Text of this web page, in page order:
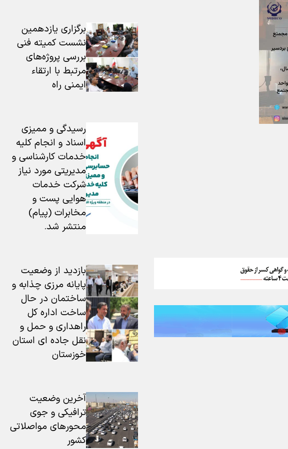
برگزاری یازدهمین
نشست کمیته فنی
بررسی پروژه‌های
مرتبط با ارتقاء
ایمنی راه
رسیدگی و ممیزی
اسناد و انجام كلیه
خدمات كارشناسی و
مدیریتی مورد نیاز
شركت خدمات
هوایی پست و
مخابرات (پیام)
منتشر شد.
بازدید از وضعیت
پایانه مرزی چذابه و
ساختمان در حال
ساخت اداره کل
راهداری و حمل و
نقل جاده ای استان
خوزستان ‌
آخرین وضعیت
ترافیکی و جوی
محورهای مواصلاتی
کشور